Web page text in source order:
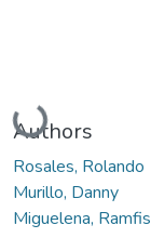
Cargando...
Authors
Rosales, Rolando
Murillo, Danny
Miguelena, Ramfis